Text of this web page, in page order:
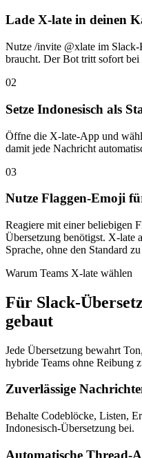
Lade X-late in deinen
Nutze /invite @xlate im
braucht. Der Bot tritt sofort bei
02
Setze Indonesisch als
Öffne die X-late-App und
damit jede Nachricht
03
Nutze Flaggen-Emoji
Reagiere mit einer beliebigen
Übersetzung benötigst. X-late
Sprache, ohne den Standard
Warum Teams X-late wählen
Für Slack-
gebaut
Jede Übersetzung bewahrt
hybride Teams ohne Reibung
Zuverlässige
Behalte Codeblöcke, Listen,
Indonesisch-Übersetzung bei.
Automatische Thread-